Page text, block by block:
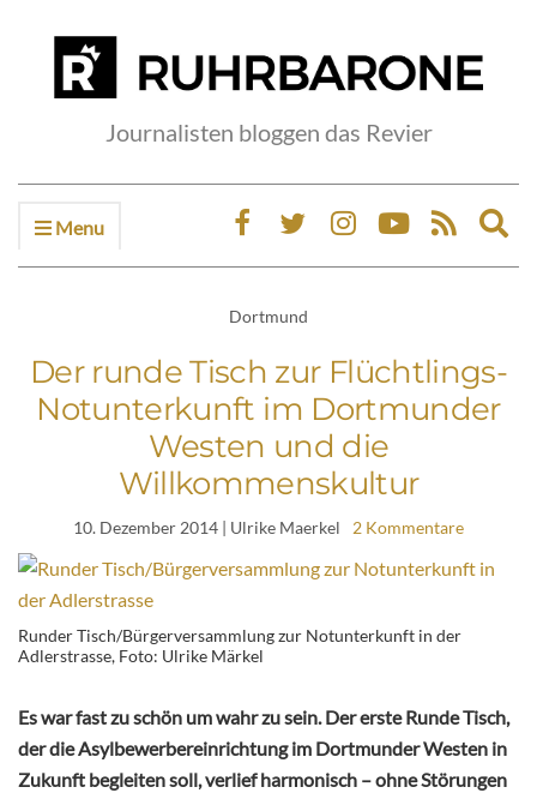
Journalisten bloggen das Revier
Menu
Dortmund
Der runde Tisch zur Flüchtlings-
Notunterkunft im Dortmunder
Westen und die
Willkommenskultur
10. Dezember 2014 | Ulrike Maerkel 2 Kommentare
Runder Tisch/Bürgerversammlung zur Notunterkunft in der
Adlerstrasse, Foto: Ulrike Märkel
Es war fast zu schön um wahr zu sein. Der erste Runde Tisch,
der die Asylbewerbereinrichtung im Dortmunder Westen in
Zukunft begleiten soll, verlief harmonisch – ohne Störungen